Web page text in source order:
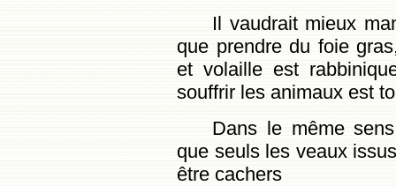
Il vaudrait mieux
que prendre du foie
et volaille est
souffrir les animaux est
Dans le même
que seuls les veaux
être cachers